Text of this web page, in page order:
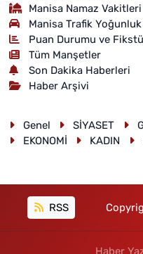
Manisa Namaz Vakitleri
Manisa Trafik Yoğunluk
Puan Durumu ve
Tüm Manşetler
Son Dakika Haberleri
Haber Arşivi
Genel SİYASET
EKONOMİ
KADIN
RSS
Haber